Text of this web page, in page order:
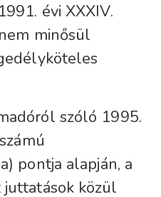
évi XXXIV.
minősül
szóló 1995.
pontja alapján, a
közül